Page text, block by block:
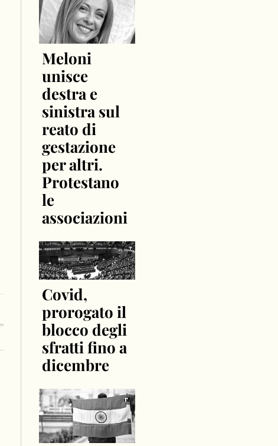
Meloni
unisce
destra e
sinistra sul
reato di
gestazione
per altri.
Protestano
le
associazioni
Covid,
prorogato il
blocco degli
sfratti fino a
dicembre